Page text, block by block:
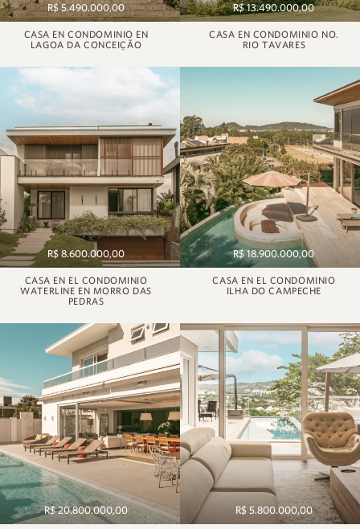
R$ 5.490.000,00
CASA EN CONDOMINIO EN
LAGOA DA CONCEIÇÃO
R$ 13.490.000,00
CASA EN CONDOMINIO NO.
RIO TAVARES
R$ 8.600.000,00
CASA EN EL CONDOMINIO
WATERLINE EN MORRO DAS
PEDRAS
R$ 18.900.000,00
CASA EN EL CONDOMINIO
ILHA DO CAMPECHE
R$ 20.800.000,00 R$ 5.800.000,00